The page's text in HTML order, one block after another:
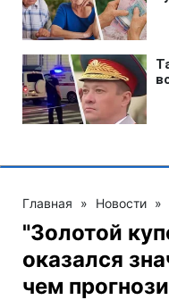
Главная » Новости »
"Золотой
оказался
чем